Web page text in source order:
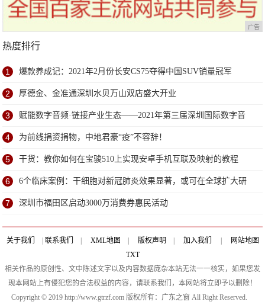
广告
热度排行
1 爆款养成记：2021年2月份长安CS75夺得中国SUV销量冠军
2 厚德金、金准通深圳水贝万山双店盛大开业
3 赋能数字音频·链接产业生态——2021年第三届深圳国际数字音
频产业展6月深圳盛大开幕
4 为前线捐资捐物，中地君豪“疫”不容辞！
5 干货：教你如何在宝骏510上实现安卓手机互联及映射的教程
6 6个临床案例：干细胞对新冠肺炎效果显著，或可在全球扩大研
究
7 深圳市福田区启动3000万消费券惠民活动
关于我们 联系我们 XML地图 版权声明 加入我们
网站地图
TXT
相关作品的原创性、文中陈述文字以及内容数据庞杂本站无法一一核实，如果您发
现本网站上有侵犯您的合法权益的内容，请联系我们，本网站将立即予以删除！
Copyright © 2019 http://www.gtrzf.com 版权所有：广东之窗 All Right Reserved.